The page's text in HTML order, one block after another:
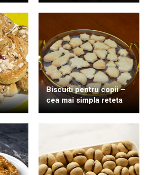
Biscuiti pentru copii –
cea mai simpla reteta